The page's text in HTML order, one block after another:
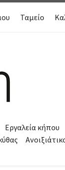
Ταμείο
Εργαλεία κήπου